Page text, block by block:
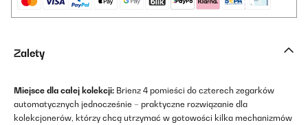
Zalety
Miejsce dla całej kolekcji: Brienz 4 pomieści do czterech zegarków
automatycznych jednocześnie – praktyczne rozwiązanie dla
kolekcjonerów, którzy chcą utrzymać w gotowości kilka mechanizmów